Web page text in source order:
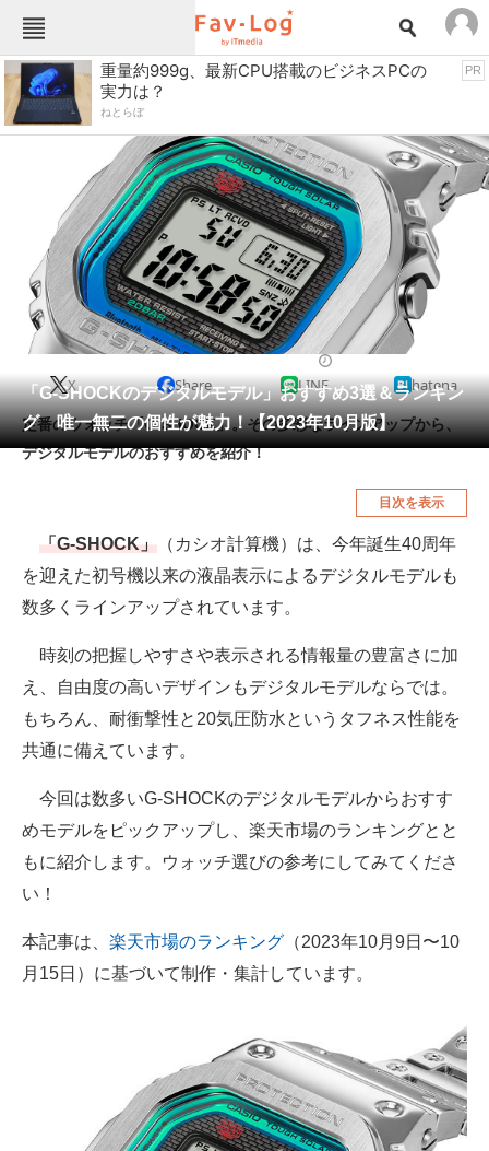
Fav-Logカテゴリー一覧
TOP
インテリア・収納 おもちゃ・ホビー
キッチン家電
キッチン用品 ゲーム
コンテンツ・サービス スイーツ・お菓子
スポーツ・レジャー スマホ・携帯電話
パソコン・タブレット ファッション
ペット 家電
工具・DIY 本・DVD・CD
釣り具・釣り用品 食品・飲料・お酒
食器・グラス・カトラリー
注目記事を集めた総合ページ
ITの今と未来を見通す
スマホと通信の最新トレンド
好きが集まる 比べて選べる
ビジネスと働き方のヒント
企業ITのトレンドを詳説
経営リーダーのコミュニティ
重量約999g、最新CPU搭載のビジネスPCの
実力は？
ねとらぼ
PR
「G-SHOCKのデジタルモデル」おすすめ3選＆ランキン
グ 唯一無二の個性が魅力！【2023年10月版】
X Share LINE hatena
定番のウォッチ「G-SHOCK」。その多彩なラインアップから、
デジタルモデルのおすすめを紹介！
目次を表示
「G-SHOCK」 （カシオ計算機）は、今年誕生40周年
を迎えた初号機以来の液晶表示によるデジタルモデルも
数多くラインアップされています。
時刻の把握しやすさや表示される情報量の豊富さに加
え、自由度の高いデザインもデジタルモデルならでは。
もちろん、耐衝撃性と20気圧防水というタフネス性能を
共通に備えています。
今回は数多いG-SHOCKのデジタルモデルからおすす
めモデルをピックアップし、楽天市場のランキングとと
もに紹介します。ウォッチ選びの参考にしてみてくださ
い！
本記事は、 楽天市場のランキング （2023年10月9日〜10
月15日）に基づいて制作・集計しています。